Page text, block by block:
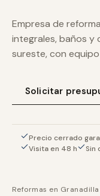
Empresa de
integrales, baños y
sureste, con
Solicitar
Precio cerrado
Visita en 48 h
Sin
Reformas en Granadilla